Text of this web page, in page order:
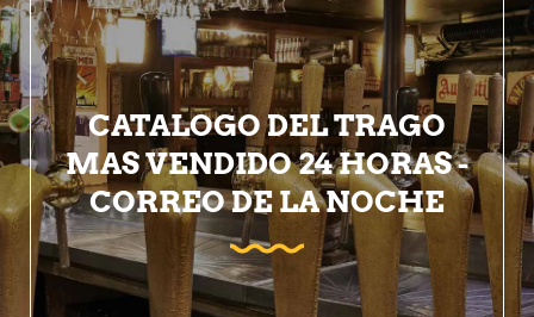
CATALOGO DEL TRAGO
MAS VENDIDO 24 HORAS -
CORREO DE LA NOCHE